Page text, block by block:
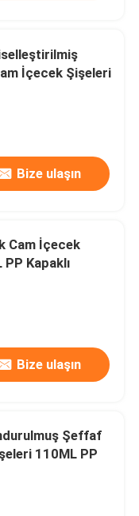
İçecek Şişeleri
Bize ulaşın
Cam İçecek
Kapaklı
Bize ulaşın
Şeffaf
110ML PP